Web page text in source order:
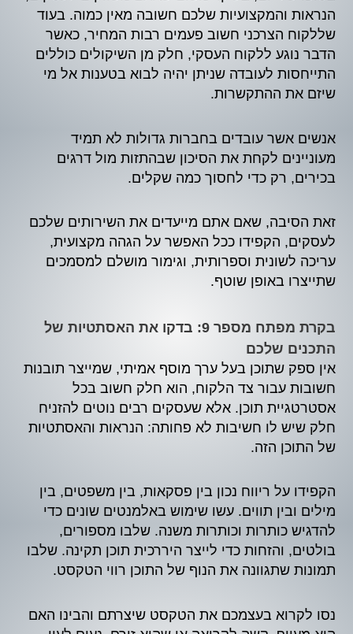
הנראות והמקצועיות שלכם חשובה מאין כמוה. בעוד
שללקוח הצרכני חשוב פעמים רבות המחיר, כאשר
הדבר נוגע ללקוח העסקי, חלק מן השיקולים כוללים
התייחסות לעובדה שניתן יהיה לבוא בטענות אל מי
שיזם את ההתקשרות.
אנשים אשר עובדים בחברות גדולות לא תמיד
מעוניינים לקחת את הסיכון שבהתזות מול דרגים
בכירים, רק כדי לחסוך כמה שקלים.
זאת הסיבה, שאם אתם מייעדים את השירותים שלכם
לעסקים, הקפידו ככל האפשר על הגהה מקצועית,
עריכה לשונית וספרותית, וגימור מושלם למסמכים
שתייצרו באופן שוטף.
בקרת מפתח מספר 9: בדקו את האסתטיות של
התכנים שלכם
אין ספק שתוכן בעל ערך מוסף אמיתי, שמייצר תובנות
חשובות עבור צד הלקוח, הוא חלק חשוב בכל
אסטרטגיית תוכן. אלא שעסקים רבים נוטים להזניח
חלק שיש לו חשיבות לא פחותה: הנראות והאסתטיות
של התוכן הזה.
הקפידו על ריווח נכון בין פסקאות, בין משפטים, בין
מילים ובין תווים. עשו שימוש באלמנטים שונים כדי
להדגיש כותרות וכותרות משנה. שלבו מספורים,
בולטים, והזחות כדי לייצר היררכית תוכן תקינה. שלבו
תמונות שתגוונה את הנוף של התוכן רווי הטקסט.
נסו לקרוא בעצמכם את הטקסט שיצרתם והבינו האם